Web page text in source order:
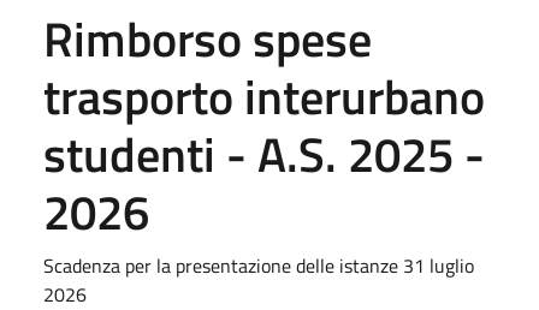
Rimborso spese
trasporto interurbano
studenti - A.S. 2025 -
2026
Scadenza per la presentazione delle istanze 31 luglio
2026